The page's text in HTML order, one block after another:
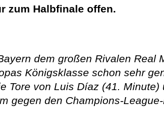
zum Halbfinale offen.
dem großen Rivalen Real
Königsklasse schon sehr
Tore von Luis Díaz (41.
gegen den Champions-